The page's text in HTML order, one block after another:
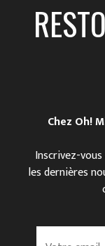
Chez Oh!
Inscrivez-
les dernières
V